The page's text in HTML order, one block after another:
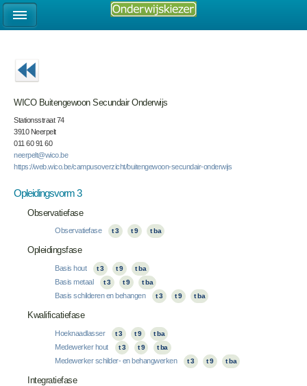
WICO Buitengewoon Secundair Onderwijs
Stationsstraat 74
3910 Neerpelt
011 60 91 60
neerpelt@wico.be
https://web.wico.be/campusoverzicht/buitengewoon-secundair-onderwijs
Opleidingsvorm 3
Observatiefase
Observatiefase t 3 t 9 t ba
Opleidingsfase
Basis hout t 3 t 9 t ba
Basis metaal t 3 t 9 t ba
Basis schilderen en behangen t 3 t 9 t ba
Kwalificatiefase
Hoeknaadlasser t 3 t 9 t ba
Medewerker hout t 3 t 9 t ba
Medewerker schilder- en behangwerken t 3 t 9 t ba
Integratiefase